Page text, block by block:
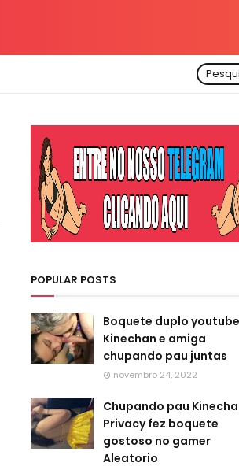
POPULAR POSTS
Boquete duplo youtube
Kinechan e amiga
chupando pau juntas
novembro 24, 2022
Chupando pau
Privacy fez boquete
gostoso no gamer
Aleatorio